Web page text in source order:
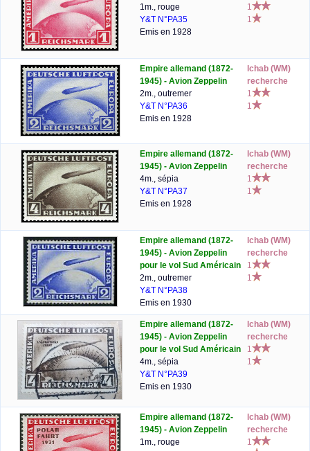
1m., rouge
Y&T N°PA35
Emis en 1928
1
1
Empire allemand (1872-
1945) - Avion Zeppelin
2m., outremer
Y&T N°PA36
Emis en 1928
lchab (WM)
recherche
1
1
Empire allemand (1872-
1945) - Avion Zeppelin
4m., sépia
Y&T N°PA37
Emis en 1928
lchab (WM)
recherche
1
1
Empire allemand (1872-
1945) - Avion Zeppelin
pour le vol Sud Américain
2m., outremer
Y&T N°PA38
Emis en 1930
lchab (WM)
recherche
1
1
Empire allemand (1872-
1945) - Avion Zeppelin
pour le vol Sud Américain
4m., sépia
Y&T N°PA39
Emis en 1930
lchab (WM)
recherche
1
1
Empire allemand (1872-
1945) - Avion Zeppelin
1m., rouge
lchab (WM)
recherche
1